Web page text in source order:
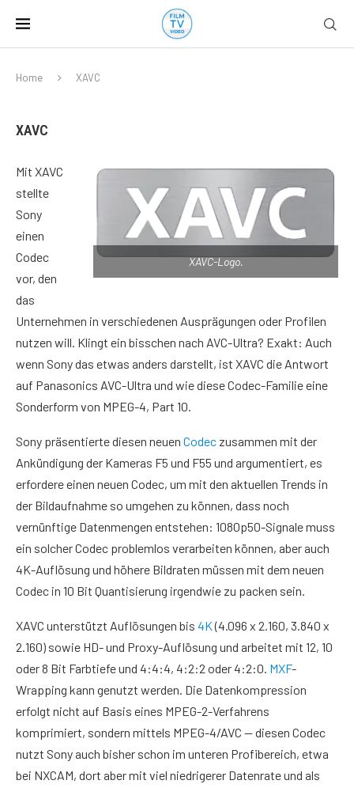
Home XAVC
XAVC
XAVC-Logo.
Mit XAVC
stellte
Sony
einen
Codec
vor, den
das
Unternehmen in verschiedenen Ausprägungen oder Profilen
nutzen will. Klingt ein bisschen nach AVC-Ultra? Exakt: Auch
wenn Sony das etwas anders darstellt, ist XAVC die Antwort
auf Panasonics AVC-Ultra und wie diese Codec-Familie eine
Sonderform von MPEG-4, Part 10.
Sony präsentierte diesen neuen Codec zusammen mit der
Ankündigung der Kameras F5 und F55 und argumentiert, es
erfordere einen neuen Codec, um mit den aktuellen Trends in
der Bildaufnahme so umgehen zu können, dass noch
vernünftige Datenmengen entstehen: 1080p50-Signale muss
ein solcher Codec problemlos verarbeiten können, aber auch
4K-Auflösung und höhere Bildraten müssen mit dem neuen
Codec in 10 Bit Quantisierung irgendwie zu packen sein.
XAVC unterstützt Auflösungen bis 4K(4.096 x 2.160, 3.840 x
2.160) sowie HD- und Proxy-Auflösung und arbeitet mit 12, 10
oder 8 Bit Farbtiefe und 4:4:4, 4:2:2 oder 4:2:0. MXF-
Wrapping kann genutzt werden. Die Datenkompression
erfolgt nicht auf Basis eines MPEG-2-Verfahrens
komprimiert, sondern mittels MPEG-4/AVC — diesen Codec
nutzt Sony auch bisher schon im unteren Profibereich, etwa
bei NXCAM, dort aber mit viel niedrigerer Datenrate und als